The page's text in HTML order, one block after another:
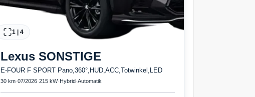
1| 4
Lexus SONSTIGE
E-FOUR F SPORT Pano,360°,HUD,ACC,Totwinkel,LED
30 km·07/2026·215 kW· Hybrid·Automatik